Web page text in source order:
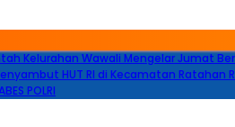
Kelurahan Wawali Mengelar Jumat
HUT RI di Kecamatan Ratahan
POLRI